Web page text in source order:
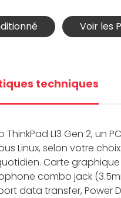
Voir les
techniques
ThinkPad L13 Gen 2,
Linux, selon votre
Carte graphique
combo jack
data transfer, Power